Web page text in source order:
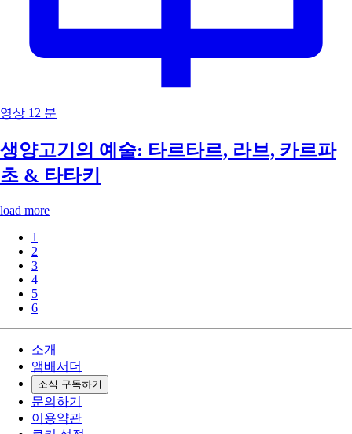
영상 12 분
생양고기의 예술: 타르타르, 라브, 카르파
초 & 타타키
load more
1
2
3
4
5
6
소개
앰배서더
소식 구독하기
문의하기
이용약관